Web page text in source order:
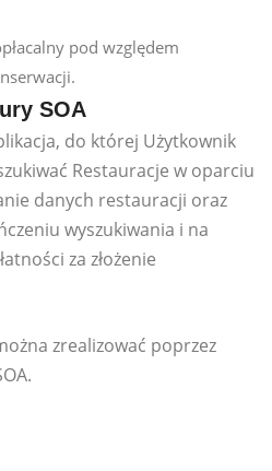
pod względem
SOA
do której Użytkownik
Restauracje w oparciu
danych restauracji oraz
wyszukiwania i na
za złożenie
zrealizować poprzez